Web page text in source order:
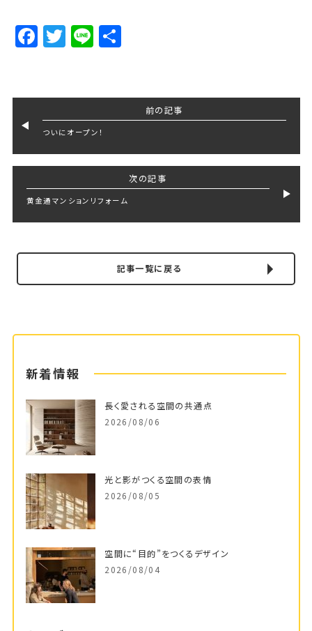
Facebook
Twitter
LineShare
前の記事
ついにオープン！
次の記事
黄金通マンションリフォーム
記事一覧に戻る
新着情報
長く愛される空間の共通点
2026/08/06
光と影がつくる空間の表情
2026/08/05
空間に“目的”をつくるデザイン
2026/08/04